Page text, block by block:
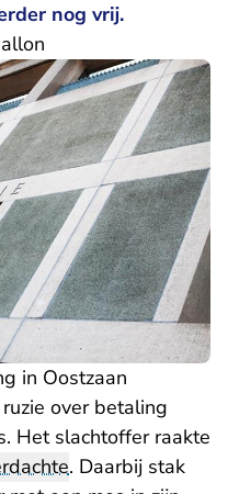
nog vrij.
in Oostzaan
over betaling
Het slachtoffer raakte
. Daarbij stak